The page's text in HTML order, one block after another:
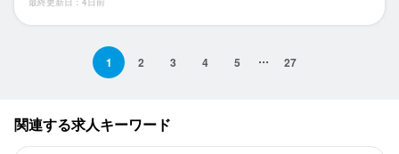
1 2 3 4 5 27
関連する求人キーワード